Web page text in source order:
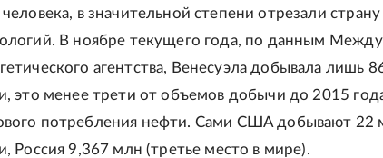
человека, в значительной степени отрезали
В ноябре текущего года, по данным
агентства, Венесуэла добывала лишь
это менее трети от объемов добычи до 2015
потребления нефти. Сами США добывают 22
Россия 9,367 млн (третье место в мире).